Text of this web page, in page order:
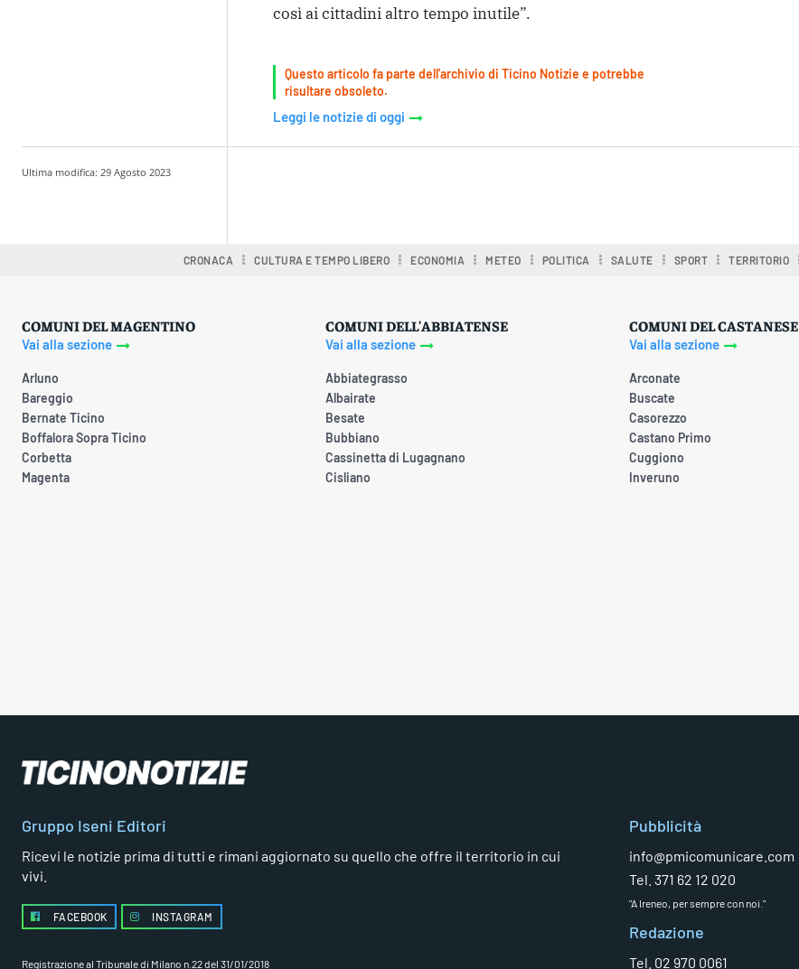
così ai cittadini altro tempo inutile”.
Questo articolo fa parte dell'archivio di Ticino Notizie e potrebbe
risultare obsoleto.
Leggi le notizie di oggi
Ultima modifica: 29 Agosto 2023
CRONACA CULTURA E TEMPO LIBERO ECONOMIA METEO POLITICA SALUTE SPORT TERRITORIO
COMUNI DEL MAGENTINO
Vai alla sezione
Arluno
Bareggio
Bernate Ticino
Boffalora Sopra Ticino
Corbetta
Magenta
COMUNI DELL'ABBIATENSE
Vai alla sezione
Abbiategrasso
Albairate
Besate
Bubbiano
Cassinetta di Lugagnano
Cisliano
COMUNI DEL CASTANESE
Vai alla sezione
Arconate
Buscate
Casorezzo
Castano Primo
Cuggiono
Inveruno
Gruppo Iseni Editori
Ricevi le notizie prima di tutti e rimani aggiornato su quello che offre il territorio in cui
vivi.
FACEBOOK INSTAGRAM
Registrazione al Tribunale di Milano n.22 del 31/01/2018
Pubblicità
info@pmicomunicare.com
Tel. 371 62 12 020
"A Ireneo, per sempre con noi."
Redazione
Tel. 02 970 0061